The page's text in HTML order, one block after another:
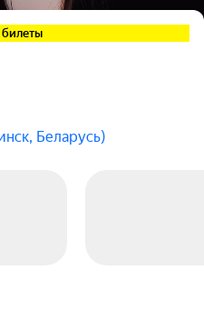
билеты
Беларусь)